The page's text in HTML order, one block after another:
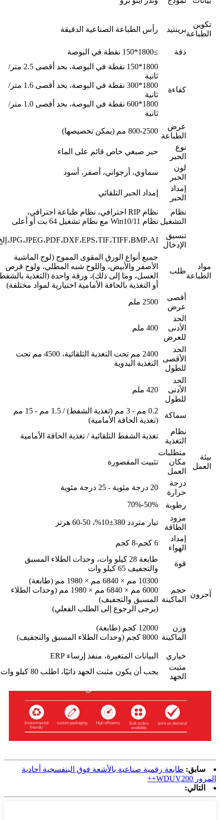
تكوين
الطباعة
برينتيد رأس الطباعة الصناعية الدقيقة
دقة ≥1800*150 نقطة في البوصة
كفاءة
1800*150 نقطة في البوصة، بحد أقصى 2.5 متر/
ثانية
1800*300 نقطة في البوصة، بحد أقصى 1.6 متر/
ثانية
1800*600 نقطة في البوصة، بحد أقصى 1.0 متر/
ثانية
عرض
الطباعة
800-2500 مم (يمكن تخصيصها)
نوع
الحبر
حبر صبغي خاص قائم على الماء
لون
الحبر
سماوي، أرجواني، أصفر، أسود
إمداد
الحبر
إمداد الحبر التلقائي
نظام
التشغيل
نظام RIP احترافي، نظام طباعة احترافي،
نظام Win10/11 مع نظام تشغيل 64 بت أو أعلى
تنسيق
الإدخال
JPG،JPEG،PDF،DXF،EPS،TIF،TIFF،BMP،AI،إلخ.
مواد
الطباعة
طلب
جميع أنواع الورق المقوى المموج (لوح الماشية
الأصفر والأبيض، واللوح شبه المطلي، ولوح قرص
العسل، وما إلى ذلك)، ورقة واحدة (التغذية
أو التغذية بالحافة الأمامية اختيارية لمواد مختلفة)
أقصى
عرض
2500 ملم
الحد
الأدنى
للعرض
400 ملم
الحد
الأقصى
للطول
2400 مم تحت التغذية التلقائية، 4500 مم تحت
التغذية اليدوية
الحد
الأدنى
للطول
420 ملم
سماكة
0.2 مم - 3 مم (تغذية الشفط) / 1.5 مم - 15 مم
(تغذية الحافة الأمامية)
نظام
التغذية
تغذية الشفط التلقائية / تغذية الحافة الأمامية
بيئة
العمل
متطلبات
مكان
العمل
تثبيت المقصورة
درجة
حرارة
20 درجة مئوية - 25 درجة مئوية
رطوبة
50%-70%
مزود
الطاقة
تيار متردد 380±10%، 50-60 هرتز
إمداد
الهواء
6 كجم-8 كجم
قوة
طابعة 28 كيلو وات، وحدات الطلاء المسبق
والتجفيف 65 كيلو وات
آحرون
حجم
الماكينة
10300 مم × 6840 مم × 1980 مم (طابعة)
6000 مم × 6840 مم × 1980 مم (وحدات الطلاء
المسبق والتجفيف)
(يرجى الرجوع إلى الطلب الفعلي)
وزن
الماكينة
12000 كجم (طابعة)
8000 كجم (وحدات الطلاء المسبق والتجفيف)
خياري
البيانات المتغيرة، منفذ إرساء ERP
مثبت
الجهد
يجب أن يكون مثبت الجهد ذاتيًا، اطلب 80 كيلو وات
سابق: طابعة رقمية صناعية بالأشعة فوق البنفسجية أحادية
المرور WDUV200++
التالي: